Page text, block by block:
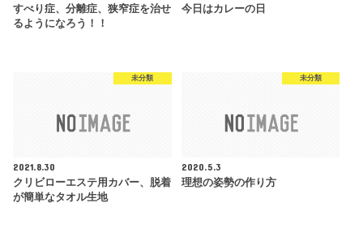
すべり症、分離症、狭窄症を治せ
るようになろう！！
今日はカレーの日
未分類
2021.8.30
クリビローエステ用カバー、脱着
が簡単なタオル生地
未分類
2020.5.3
理想の姿勢の作り方